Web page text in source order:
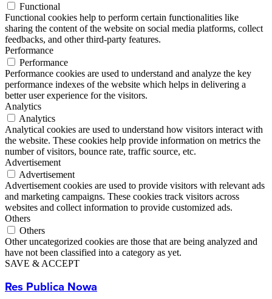
Functional
Functional cookies help to perform certain functionalities like
sharing the content of the website on social media platforms, collect
feedbacks, and other third-party features.
Performance
Performance
Performance cookies are used to understand and analyze the key
performance indexes of the website which helps in delivering a
better user experience for the visitors.
Analytics
Analytics
Analytical cookies are used to understand how visitors interact with
the website. These cookies help provide information on metrics the
number of visitors, bounce rate, traffic source, etc.
Advertisement
Advertisement
Advertisement cookies are used to provide visitors with relevant ads
and marketing campaigns. These cookies track visitors across
websites and collect information to provide customized ads.
Others
Others
Other uncategorized cookies are those that are being analyzed and
have not been classified into a category as yet.
SAVE & ACCEPT
Res Publica Nowa